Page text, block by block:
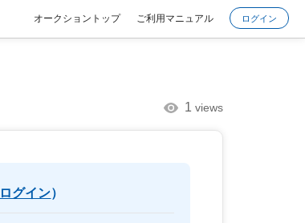
オークショントップ ご利用マニュアル ログイン
1 views
ログイン）